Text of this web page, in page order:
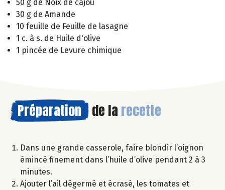
50 g de Noix de cajou
30 g de Amande
10 feuille de Feuille de lasagne
1 c. à s. de Huile d'olive
1 pincée de Levure chimique
Préparation de la recette
Dans une grande casserole, faire blondir l’oignon
émincé finement dans l’huile d’olive pendant 2 à 3
minutes.
Ajouter l’ail dégermé et écrasé, les tomates et